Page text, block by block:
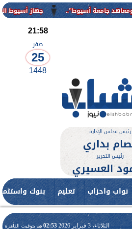
جهاز أسيوط الجديدة أسيوط”..
21:58
صفر
25
1448
رئيس مجلس الإدارة
بداري
رئيس التحرير
العسيري
نواب واحزاب تعليم بنوك
الثلاثاء، 3 فبراير 2026 02:53 مـ بتوقيت القاهرة